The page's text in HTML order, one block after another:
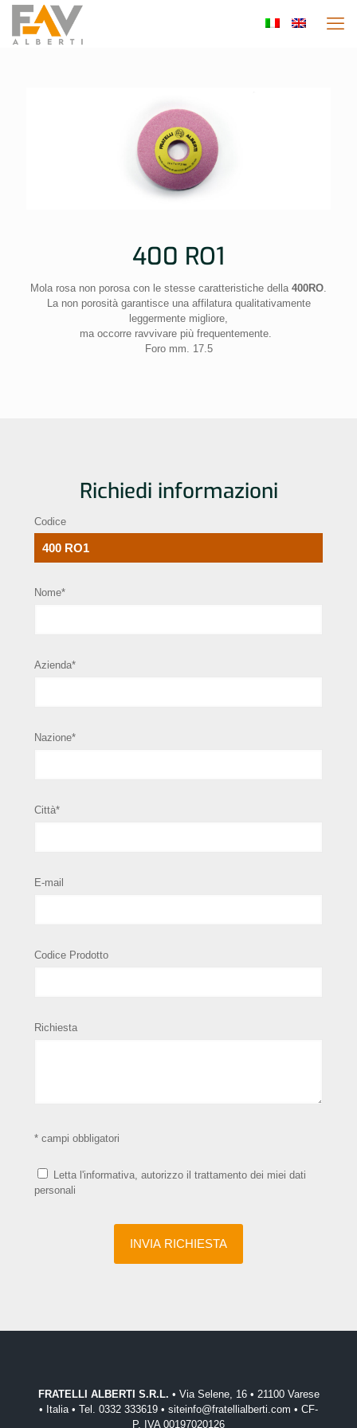
400 RO1
Mola rosa non porosa con le stesse caratteristiche della 400RO
La non porosità garantisce una affilatura qualitativamente
leggermente migliore,
ma occorre ravvivare più frequentemente.
Foro mm. 17.5
Richiedi informazioni
Codice
Nome*
Azienda*
Nazione*
Città*
E-mail
Codice Prodotto
Richiesta
* campi obbligatori
Letta l'informativa, autorizzo il trattamento dei miei dati
personali
FRATELLI ALBERTI S.R.L. • Via Selene, 16 • 21100 Varese
• Italia • Tel. 0332 333619 • siteinfo@fratellialberti.com • CF-
P. IVA 00197020126